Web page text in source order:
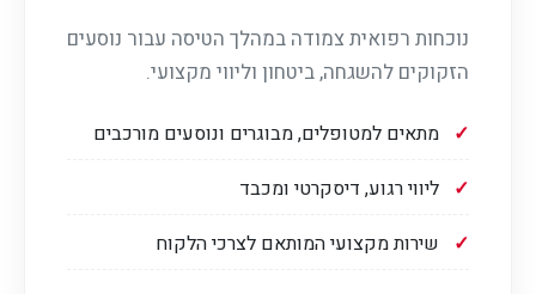
נוכחות רפואית צמודה במהלך הטיסה עבור נוסעים
הזקוקים להשגחה, ביטחון וליווי מקצועי.
מתאים למטופלים, מבוגרים ונוסעים מורכבים
ליווי רגוע, דיסקרטי ומכבד
שירות מקצועי המותאם לצרכי הלקוח